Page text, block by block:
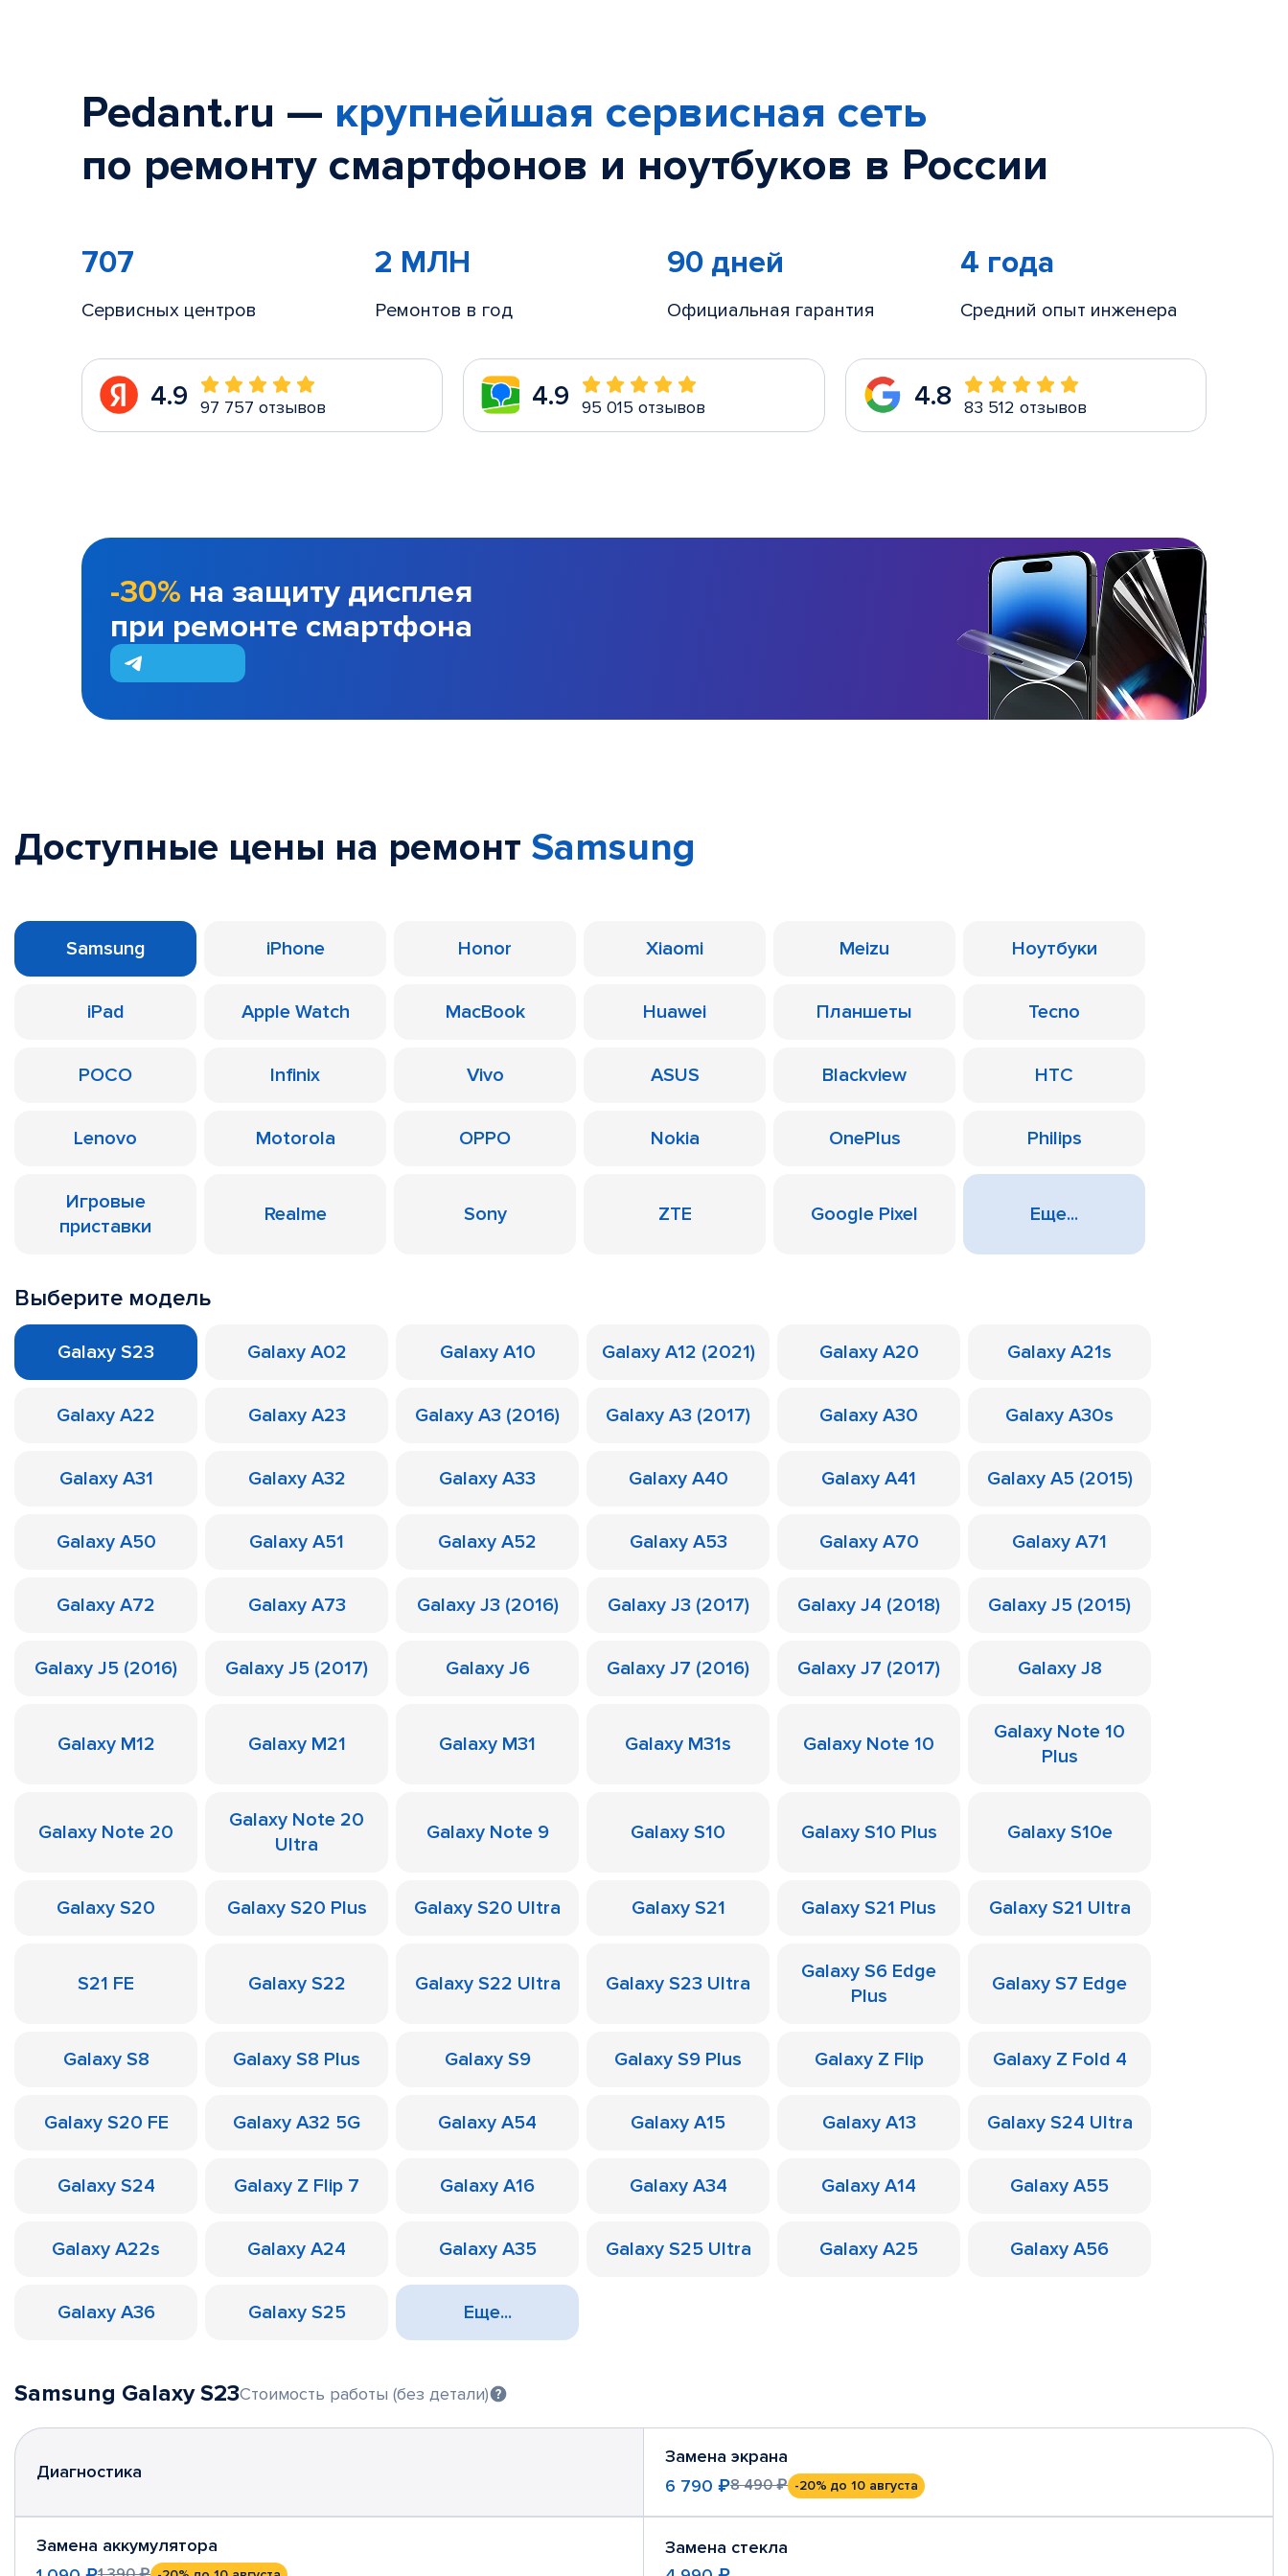
Pedant.ru — крупнейшая сервисная сеть
по ремонту смартфонов и ноутбуков в России
707
Сервисных центров
2 МЛН
Ремонтов в год
90 дней
Официальная гарантия
4 года
Средний опыт инженера
4.9 97 757 отзывов 4.9 95 015 отзывов 4.8 83 512 отзывов
-30% на защиту дисплея
при ремонте смартфона
Доступные цены на ремонт Samsung
Samsung iPhone Honor Xiaomi Meizu Ноутбуки
iPad Apple Watch MacBook Huawei Планшеты Tecno
POCO Infinix Vivo ASUS Blackview HTC
Lenovo Motorola OPPO Nokia OnePlus Philips
Игровые
приставки
Realme Sony ZTE Google Pixel Еще...
Выберите модель
Galaxy S23 Galaxy A02 Galaxy A10 Galaxy A12 (2021) Galaxy A20 Galaxy A21s
Galaxy A22 Galaxy A23 Galaxy A3 (2016) Galaxy A3 (2017) Galaxy A30 Galaxy A30s
Galaxy A31 Galaxy A32 Galaxy A33 Galaxy A40 Galaxy A41 Galaxy A5 (2015)
Galaxy A50 Galaxy A51 Galaxy A52 Galaxy A53 Galaxy A70 Galaxy A71
Galaxy A72 Galaxy A73 Galaxy J3 (2016) Galaxy J3 (2017) Galaxy J4 (2018) Galaxy J5 (2015)
Galaxy J5 (2016) Galaxy J5 (2017) Galaxy J6 Galaxy J7 (2016) Galaxy J7 (2017) Galaxy J8
Galaxy M12 Galaxy M21 Galaxy M31 Galaxy M31s Galaxy Note 10
Galaxy Note 10
Plus
Galaxy Note 20
Galaxy Note 20
Ultra
Galaxy Note 9 Galaxy S10 Galaxy S10 Plus Galaxy S10e
Galaxy S20 Galaxy S20 Plus Galaxy S20 Ultra Galaxy S21 Galaxy S21 Plus Galaxy S21 Ultra
S21 FE Galaxy S22 Galaxy S22 Ultra Galaxy S23 Ultra
Galaxy S6 Edge
Plus
Galaxy S7 Edge
Galaxy S8 Galaxy S8 Plus Galaxy S9 Galaxy S9 Plus Galaxy Z Flip Galaxy Z Fold 4
Galaxy S20 FE Galaxy A32 5G Galaxy A54 Galaxy A15 Galaxy A13 Galaxy S24 Ultra
Galaxy S24 Galaxy Z Flip 7 Galaxy A16 Galaxy A34 Galaxy A14 Galaxy A55
Galaxy A22s Galaxy A24 Galaxy A35 Galaxy S25 Ultra Galaxy A25 Galaxy A56
Galaxy A36 Galaxy S25 Еще...
Samsung Galaxy S23Стоимость работы (без детали)
Диагностика
Замена экрана
6 790 ₽8 490 ₽ -20% до 10 августа
Замена аккумулятора
Замена стекла